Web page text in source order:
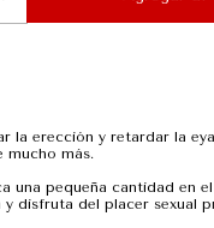
la erección y retardar la
mucho más.
una pequeña cantidad en
y disfruta del placer sexual